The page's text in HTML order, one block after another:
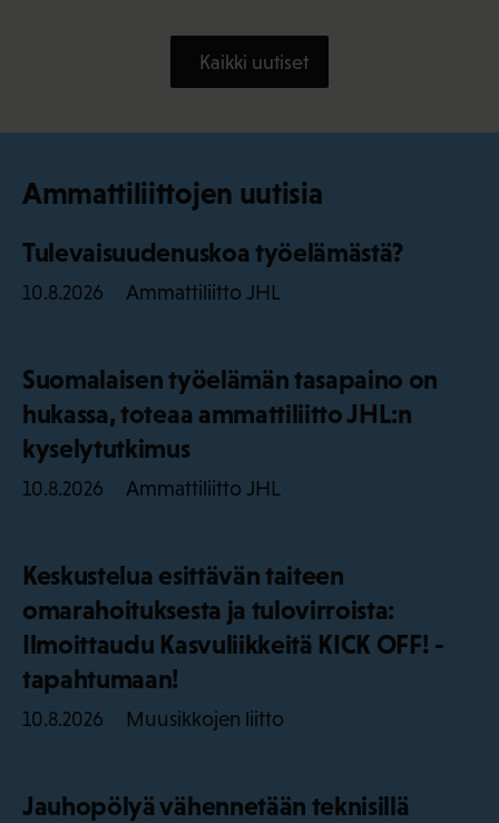
Kaikki uutiset
Ammattiliittojen uutisia
Tulevaisuudenuskoa työelämästä?
10.8.2026 Ammattiliitto JHL
Suomalaisen työelämän tasapaino on
hukassa, toteaa ammattiliitto JHL:n
kyselytutkimus
10.8.2026 Ammattiliitto JHL
Keskustelua esittävän taiteen
omarahoituksesta ja tulovirroista:
Ilmoittaudu Kasvuliikkeitä KICK OFF! -
tapahtumaan!
10.8.2026 Muusikkojen liitto
Jauhopölyä vähennetään teknisillä